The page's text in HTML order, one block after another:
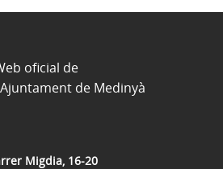
Migdia, 16-20
oficial de
de Medinyà